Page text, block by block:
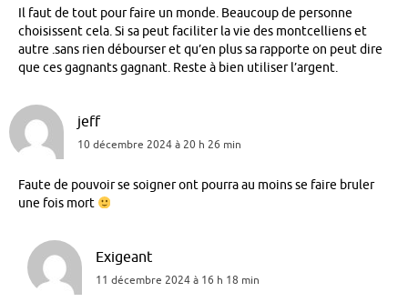
Il faut de tout pour faire un monde. Beaucoup de personne
choisissent cela. Si sa peut faciliter la vie des montcelliens et
autre .sans rien débourser et qu’en plus sa rapporte on peut dire
que ces gagnants gagnant. Reste à bien utiliser l’argent.
jeff
10 décembre 2024 à 20 h 26 min
Faute de pouvoir se soigner ont pourra au moins se faire bruler
une fois mort
Exigeant
11 décembre 2024 à 16 h 18 min